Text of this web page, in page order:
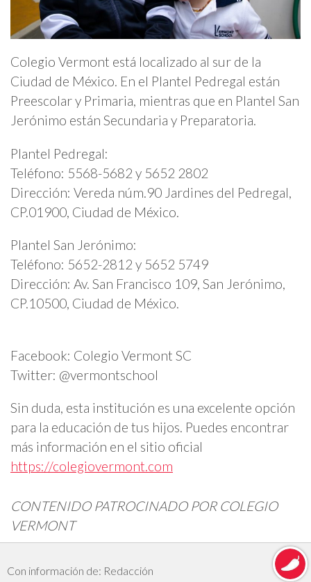
Colegio Vermont está localizado al sur de la
Ciudad de México. En el Plantel Pedregal están
Preescolar y Primaria, mientras que en Plantel San
Jerónimo están Secundaria y Preparatoria.
Plantel Pedregal:
Teléfono: 5568-5682 y 5652 2802
Dirección: Vereda núm.90 Jardines del Pedregal,
CP.01900, Ciudad de México.
Plantel San Jerónimo:
Teléfono: 5652-2812 y 5652 5749
Dirección: Av. San Francisco 109, San Jerónimo,
CP.10500, Ciudad de México.
Facebook: Colegio Vermont SC
Twitter: @vermontschool
Sin duda, esta institución es una excelente opción
para la educación de tus hijos. Puedes encontrar
más información en el sitio oficial
https://colegiovermont.com
CONTENIDO PATROCINADO POR COLEGIO
VERMONT
Con información de: Redacción